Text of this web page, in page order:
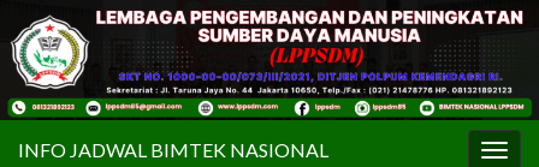
INFO JADWAL BIMTEK NASIONAL